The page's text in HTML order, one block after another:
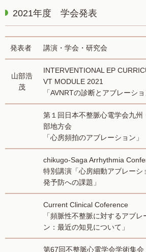
2021年度 学会発表
発表者 講演・学会・研究会
山部浩
茂
INTERVENTIONAL EP
VT MODULE 2021
「AVNRTの診断とアブレーショ
第１回日本不整脈心電学会九州
部地方会
「心房頻拍のアブレーション」
chikugo-Saga Arrhythmia
特別講演「心房細動アブレーシ
発予防への課題」
Current Clinical Coference
「頻脈性不整脈に対するアブレ
ン：最近の知見について」
第67回不整脈心電学会学術集会